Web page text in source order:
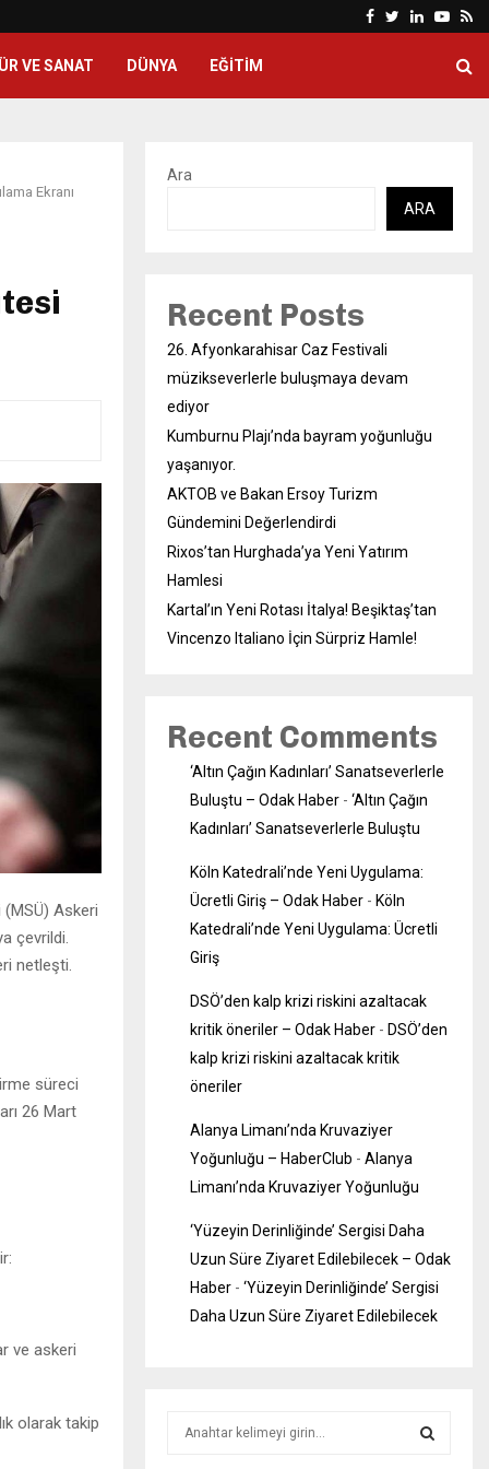
Facebook
Twitter
Linkedin
VE SANAT DÜNYA EĞITIM
Ekranı
(MSÜ) Askeri
çevrildi.
netleşti.
süreci
26 Mart
ve askeri
olarak takip
Ara
ARA
Recent Posts
26. Afyonkarahisar Caz Festivali
müzikseverlerle buluşmaya devam
ediyor
Kumburnu Plajı’nda bayram yoğunluğu
yaşanıyor.
AKTOB ve Bakan Ersoy Turizm
Gündemini Değerlendirdi
Rixos’tan Hurghada’ya Yeni Yatırım
Hamlesi
Kartal’ın Yeni Rotası İtalya! Beşiktaş’tan
Vincenzo Italiano İçin Sürpriz Hamle!
Recent Comments
‘Altın Çağın Kadınları’ Sanatseverlerle
Buluştu – Odak Haber - ‘Altın Çağın
Kadınları’ Sanatseverlerle Buluştu
Köln Katedrali’nde Yeni Uygulama:
Ücretli Giriş – Odak Haber - Köln
Katedrali’nde Yeni Uygulama: Ücretli
Giriş
DSÖ’den kalp krizi riskini azaltacak
kritik öneriler – Odak Haber - DSÖ’den
kalp krizi riskini azaltacak kritik
öneriler
Alanya Limanı’nda Kruvaziyer
Yoğunluğu – HaberClub - Alanya
Limanı’nda Kruvaziyer Yoğunluğu
‘Yüzeyin Derinliğinde’ Sergisi Daha
Uzun Süre Ziyaret Edilebilecek – Odak
Haber - ‘Yüzeyin Derinliğinde’ Sergisi
Daha Uzun Süre Ziyaret Edilebilecek